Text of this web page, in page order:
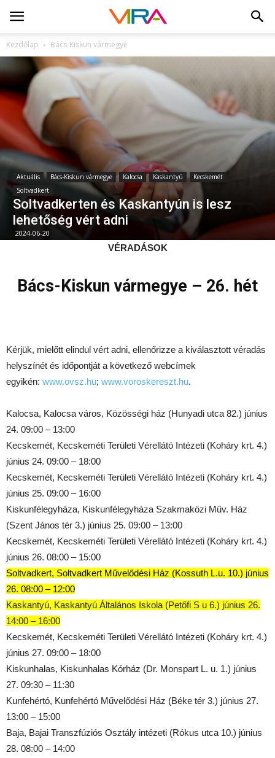
Kezdőlap Bács-Kiskun vármegye
Aktuális Bács-Kiskun vármegye Kalocsa Kaskantyú
Kecskemét
Soltvadkert
Soltvadkerten és Kaskantyún is lesz
lehetőség vért adni
2024-06-20
VÉRADÁSOK
Bács-Kiskun vármegye – 26. hét
Kérjük, mielőtt elindul vért adni, ellenőrizze a kiválasztott véradás
helyszínét és időpontját a következő webcímek
egyikén: www.ovsz.hu; www.voroskereszt.hu.
Kalocsa, Kalocsa város, Közösségi ház (Hunyadi utca 82.) június
24. 09:00 – 13:00
Kecskemét, Kecskeméti Területi Vérellátó Intézeti (Koháry krt. 4.)
június 24. 09:00 – 18:00
Kecskemét, Kecskeméti Területi Vérellátó Intézeti (Koháry krt. 4.)
június 25. 09:00 – 16:00
Kiskunfélegyháza, Kiskunfélegyháza Szakmaközi Műv. Ház
(Szent János tér 3.) június 25. 09:00 – 13:00
Kecskemét, Kecskeméti Területi Vérellátó Intézeti (Koháry krt. 4.)
június 26. 08:00 – 15:00
Soltvadkert, Soltvadkert Művelődési Ház (Kossuth L.u. 10.) június
26. 08:00 – 12:00
Kaskantyú, Kaskantyú Általános Iskola (Petőfi S u 6.) június 26.
14:00 – 16:00
Kecskemét, Kecskeméti Területi Vérellátó Intézeti (Koháry krt. 4.)
június 27. 09:00 – 18:00
Kiskunhalas, Kiskunhalas Kórház (Dr. Monspart L. u. 1.) június
27. 09:30 – 11:30
Kunfehértó, Kunfehértó Művelődési Ház (Béke tér 3.) június 27.
13:00 – 15:00
Baja, Bajai Transzfúziós Osztály intézeti (Rókus utca 10.) június
28. 08:00 – 14:00